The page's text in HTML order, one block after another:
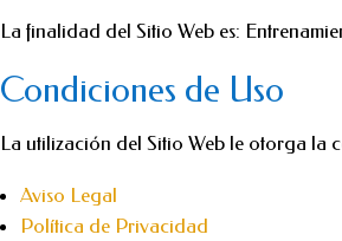
La finalidad del Sitio Web es:
Condiciones de Uso
La utilización del Sitio Web le otorga la
Aviso Legal
Política de Privacidad